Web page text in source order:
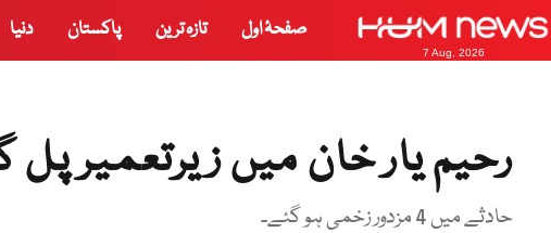
7 Aug, 2026
صفحۂ اول تازہ ترین پاکستان دنیا
رحیم یار خان میں زیرتعمیر پل
حادثے میں 4 مزدور زخمی ہو گئے۔